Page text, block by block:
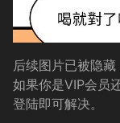
后续图片已被隐藏
如果你是VIP会员
登陆即可解决。